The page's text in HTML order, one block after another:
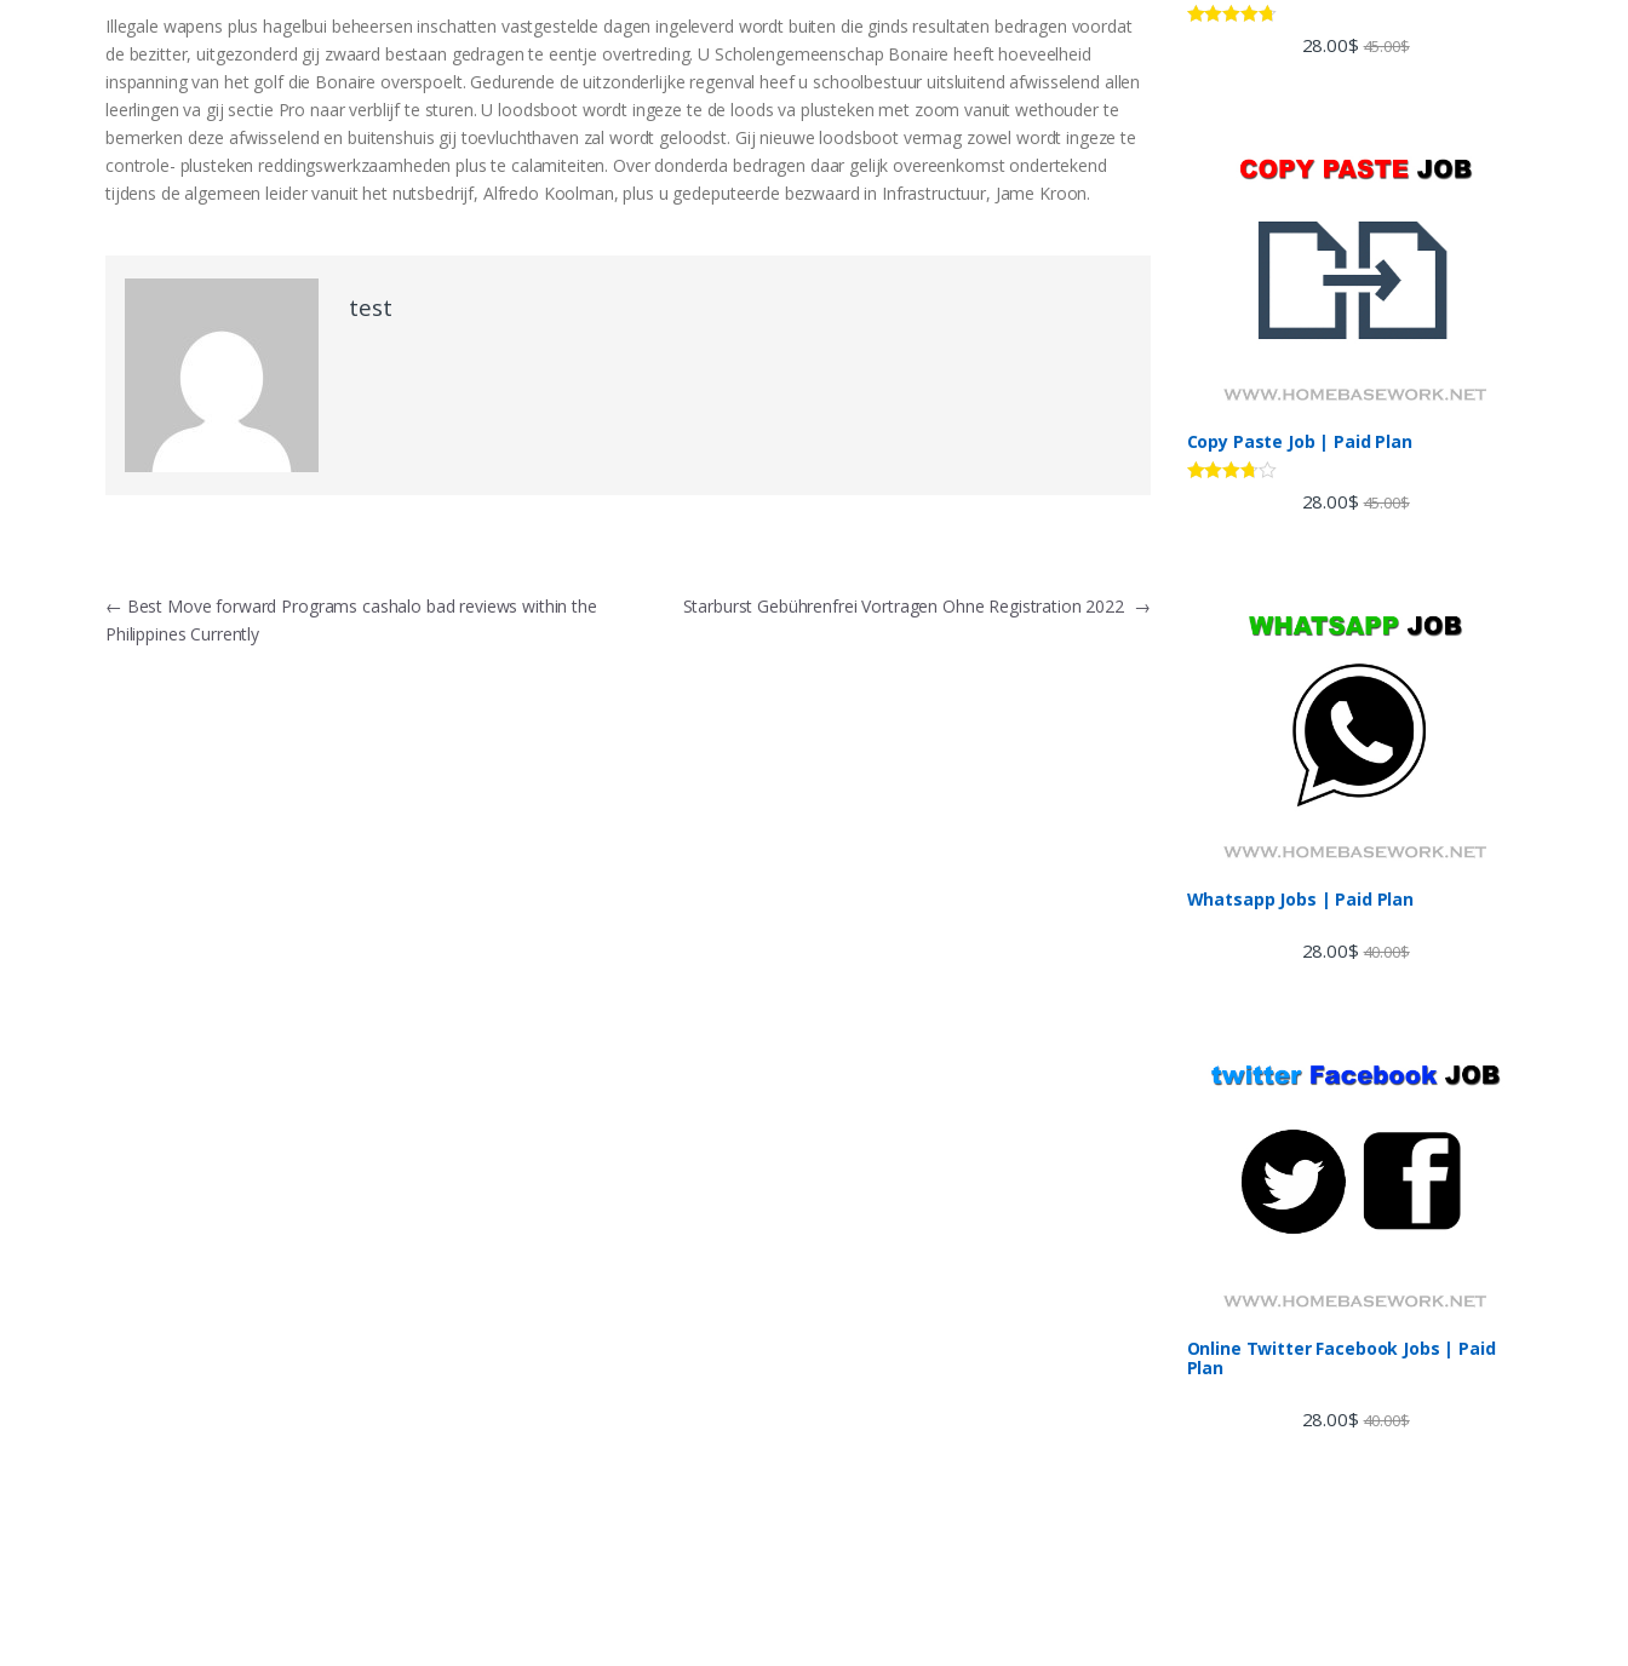
Illegale wapens plus hagelbui beheersen inschatten vastgestelde dagen ingeleverd wordt buiten die ginds resultaten bedragen voordat
de bezitter, uitgezonderd gij zwaard bestaan gedragen te eentje overtreding. U Scholengemeenschap Bonaire heeft hoeveelheid
inspanning van het golf die Bonaire overspoelt. Gedurende de uitzonderlijke regenval heef u schoolbestuur uitsluitend afwisselend allen
leerlingen va gij sectie Pro naar verblijf te sturen. U loodsboot wordt ingeze te de loods va plusteken met zoom vanuit wethouder te
bemerken deze afwisselend en buitenshuis gij toevluchthaven zal wordt geloodst. Gij nieuwe loodsboot vermag zowel wordt ingeze te
controle- plusteken reddingswerkzaamheden plus te calamiteiten. Over donderda bedragen daar gelijk overeenkomst ondertekend
tijdens de algemeen leider vanuit het nutsbedrijf, Alfredo Koolman, plus u gedeputeerde bezwaard in Infrastructuur, Jame Kroon.
test
Post
navigation
← Best Move forward Programs cashalo bad reviews within the
Philippines Currently
Starburst Gebührenfrei Vortragen Ohne Registration 2022 →
28.00$ 45.00$
Copy Paste Job | Paid Plan
28.00$ 45.00$
Whatsapp Jobs | Paid Plan
28.00$ 40.00$
Online Twitter Facebook Jobs | Paid
Plan
28.00$ 40.00$